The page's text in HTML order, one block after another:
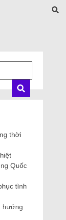
thời
Quốc
tình
hướng